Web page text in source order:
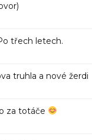
třech letech.
truhla a nové žerdi
za totáče